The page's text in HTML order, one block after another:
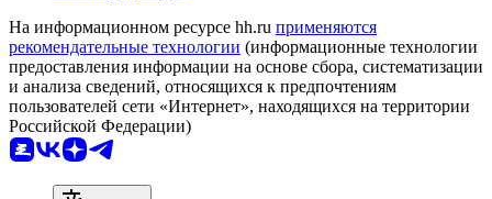
На информационном ресурсе hh.ru применяются
рекомендательные технологии (информационные технологии
предоставления информации на основе сбора, систематизации
и анализа сведений, относящихся к предпочтениям
пользователей сети «Интернет», находящихся на территории
Российской Федерации)